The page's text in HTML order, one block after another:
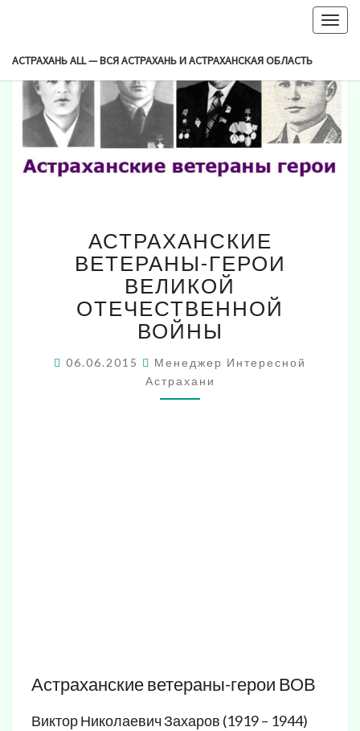
АСТРАХАНЬ ALL — ВСЯ АСТРАХАНЬ И АСТРАХАНСКАЯ ОБЛАСТЬ
ВЕТЕРАНЫ-
ГЕРОИ
ВЕЛИКОЙ
ОТЕЧЕСТВЕННОЙ
ВОЙНЫ
АСТРАХАНСКИЕ
ВЕТЕРАНЫ-ГЕРОИ
ВЕЛИКОЙ
ОТЕЧЕСТВЕННОЙ
ВОЙНЫ
06.06.2015
Менеджер Интересной
Астрахани
Астраханские ветераны-герои ВОВ
Виктор Николаевич Захаров (1919 – 1944)